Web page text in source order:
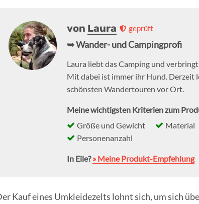
von Laura geprüft
➥ Wander- und Campingprofi
Laura liebt das Camping und
Mit dabei ist immer ihr Hund. Derzeit
schönsten Wandertouren vor Ort.
Meine wichtigsten Kriterien zum
Größe und Gewicht
Material
Personenanzahl
In Eile?» Meine Produkt-Empfehlung
Kauf eines Umkleidezelts lohnt sich, um sich